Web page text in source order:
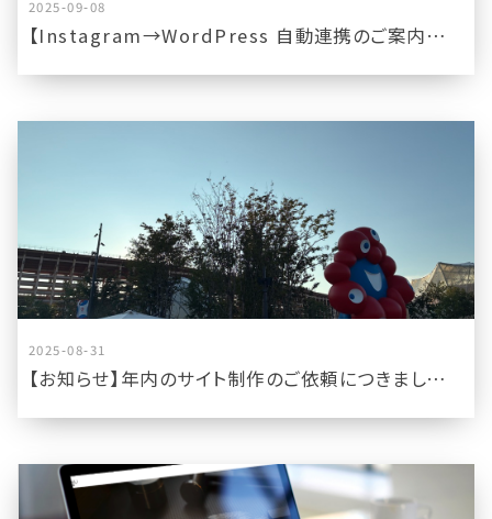
2025-09-08
【Instagram→WordPress 自動連携のご案内｜ビジネスアカウント対応／1枚画像投稿】
2025-08-31
【お知らせ】年内のサイト制作のご依頼につきまして【あと数件ならお伺い可能です】